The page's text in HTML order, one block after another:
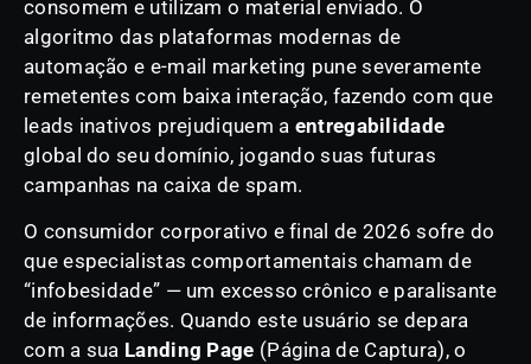
consomem e utilizam o material enviado. O
algoritmo das plataformas modernas de
automação e e-mail marketing pune severamente
remetentes com baixa interação, fazendo com que
leads inativos prejudiquem a entregabilidade
global do seu domínio, jogando suas futuras
campanhas na caixa de spam.
O consumidor corporativo e final de 2026 sofre do
que especialistas comportamentais chamam de
“infobesidade” — um excesso crônico e paralisante
de informações. Quando este usuário se depara
com a sua Landing Page (Página de Captura), o